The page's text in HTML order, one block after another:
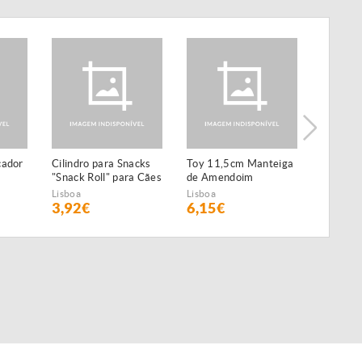
Cilindro para Snacks
"Snack Roll" para Cães
Lisboa
3,92€
Toy 11,5cm Manteiga
de Amendoim
Lisboa
6,15€